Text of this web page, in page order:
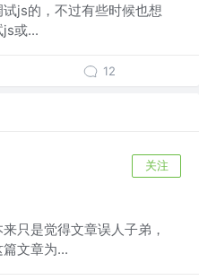
js的，不过有些时候也想
或...
12
关注
只是觉得文章误人子弟，
文章为...